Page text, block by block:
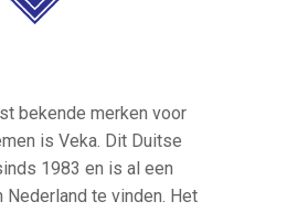
bekende merken voor
is Veka. Dit Duitse
1983 en is al een
Nederland te vinden. Het